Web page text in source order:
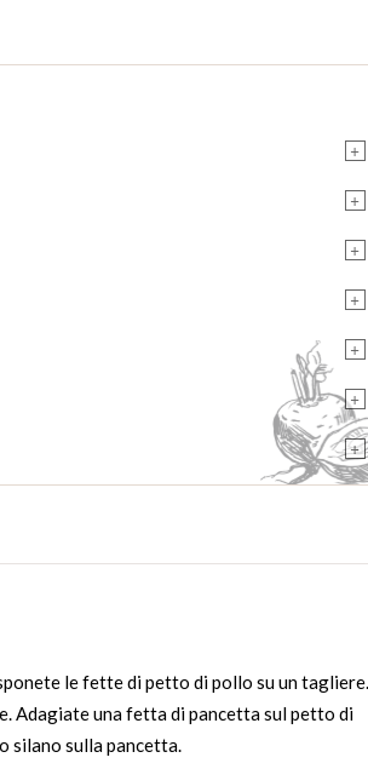
+
+
+
+
+
+
+
le fette di petto di pollo su un
Adagiate una fetta di pancetta sul petto di
silano sulla pancetta.